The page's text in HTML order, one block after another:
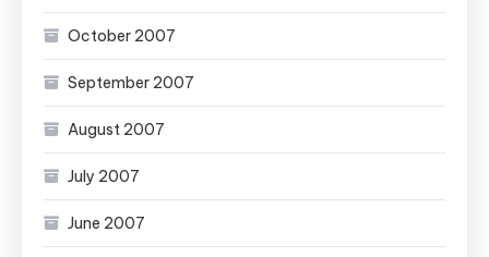
October 2007
September 2007
August 2007
July 2007
June 2007